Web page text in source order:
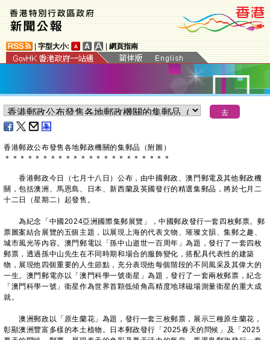
字型大小: 網頁指南
香港郵政公布發售各地郵政機關的集郵品（附圖）
＊ ＊ ＊ ＊ ＊ ＊ ＊ ＊ ＊ ＊ ＊ ＊ ＊ ＊ ＊ ＊ ＊ ＊ ＊ ＊ ＊ ＊
​香港郵政今日（七月十八日）公布，由中國郵政、澳門郵電及其他郵政機
關，包括澳洲、馬恩島、日本、新西蘭及英國發行的精選集郵品，將於七月二
十二日（星期二）起發售。
為紀念「中國2024亞洲國際集郵展覽」，中國郵政發行一套四枚郵票。郵
票圖案結合展覽的五個主題，以展現上海的代表文物、璀璨文韻、集郵之趣、
城市風光等內容。澳門郵電以「孫中山逝世一百周年」為題，發行了一套四枚
郵票，透過孫中山先生在不同時期和場合的服飾變化，搭配具代表性的建築
物，展現他四個重要的人生節點，充分表現他每個階段的不同風采及其偉大的
一生。澳門郵電亦以「澳門科學一號衛星」為題，發行了一套兩枚郵票，紀念
「澳門科學一號」衛星作為世界首顆低傾角高精度地球磁場測量衛星的重大成
就。
澳洲郵政以「原生蘭花」為題，發行一套三枚郵票，展示三種原生蘭花，
彰顯澳洲豐富多樣的本土植物。日本郵政發行「2025春天的問候」及「2025